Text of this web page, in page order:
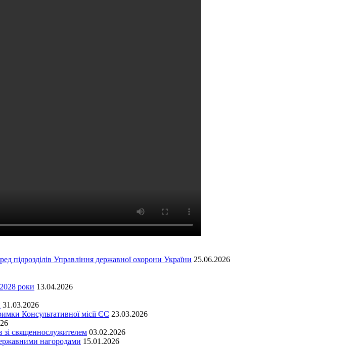
підрозділів Управління державної охорони України 25.06.2026
роки 13.04.2026
31.03.2026
Консультативної місії ЄС 23.03.2026
зі священнослужителем 03.02.2026
нагородами 15.01.2026